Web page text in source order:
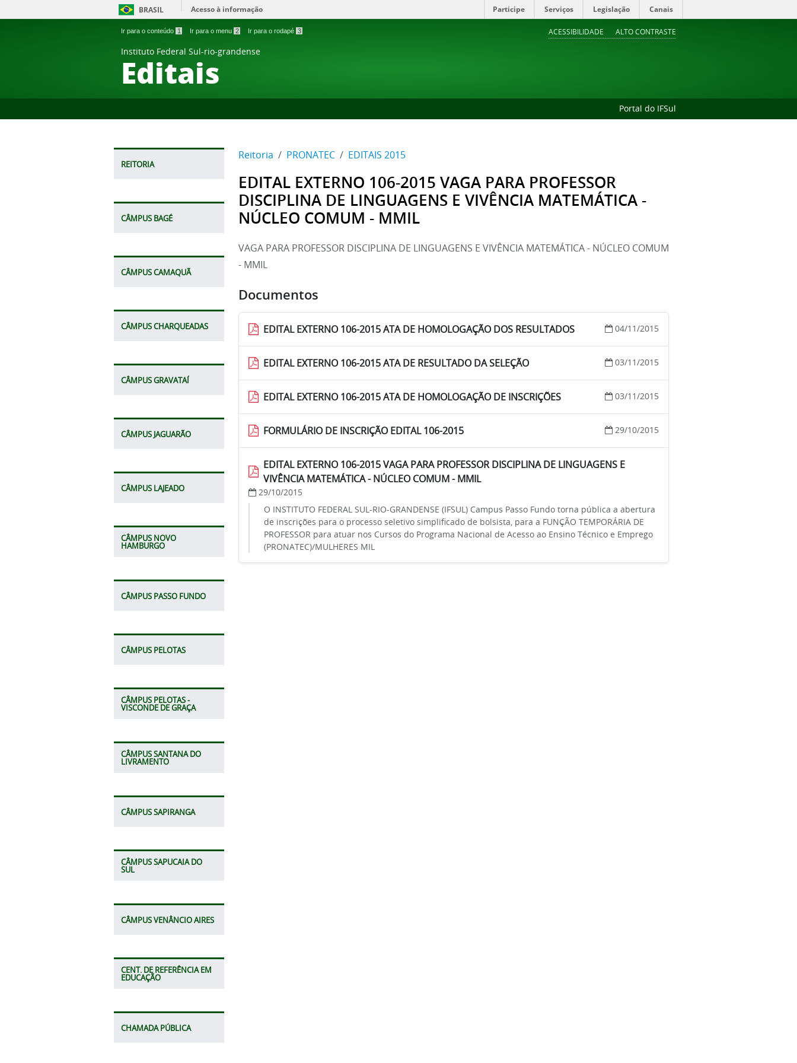
BRASIL Acesso à informação Participe Serviços Legislação Canais
Ir para o conteúdo 1 Ir para o menu 2 Ir para o rodapé 3 ACESSIBILIDADE ALTO CONTRASTE
Instituto Federal Sul-rio-grandense
Editais
Portal do IFSul
REITORIA
CÂMPUS BAGÉ
CÂMPUS CAMAQUÃ
CÂMPUS CHARQUEADAS
CÂMPUS GRAVATAÍ
CÂMPUS JAGUARÃO
CÂMPUS LAJEADO
CÂMPUS NOVO
HAMBURGO
CÂMPUS PASSO FUNDO
CÂMPUS PELOTAS
CÂMPUS PELOTAS -
VISCONDE DE GRAÇA
CÂMPUS SANTANA DO
LIVRAMENTO
CÂMPUS SAPIRANGA
CÂMPUS SAPUCAIA DO
SUL
CÂMPUS VENÂNCIO AIRES
CENT. DE REFERÊNCIA EM
EDUCAÇÃO
CHAMADA PÚBLICA
Reitoria PRONATEC EDITAIS 2015
EDITAL EXTERNO 106-2015 VAGA PARA PROFESSOR
DISCIPLINA DE LINGUAGENS E VIVÊNCIA MATEMÁTICA -
NÚCLEO COMUM - MMIL
VAGA PARA PROFESSOR DISCIPLINA DE LINGUAGENS E VIVÊNCIA MATEMÁTICA - NÚCLEO COMUM
- MMIL
Documentos
EDITAL EXTERNO 106-2015 ATA DE HOMOLOGAÇÃO DOS RESULTADOS 04/11/2015
EDITAL EXTERNO 106-2015 ATA DE RESULTADO DA SELEÇÃO 03/11/2015
EDITAL EXTERNO 106-2015 ATA DE HOMOLOGAÇÃO DE INSCRIÇÕES 03/11/2015
FORMULÁRIO DE INSCRIÇÃO EDITAL 106-2015 29/10/2015
EDITAL EXTERNO 106-2015 VAGA PARA PROFESSOR DISCIPLINA DE LINGUAGENS E
VIVÊNCIA MATEMÁTICA - NÚCLEO COMUM - MMIL
29/10/2015
O INSTITUTO FEDERAL SUL-RIO-GRANDENSE (IFSUL) Campus Passo Fundo torna pública a abertura
de inscrições para o processo seletivo simplificado de bolsista, para a FUNÇÃO TEMPORÁRIA DE
PROFESSOR para atuar nos Cursos do Programa Nacional de Acesso ao Ensino Técnico e Emprego
(PRONATEC)/MULHERES MIL